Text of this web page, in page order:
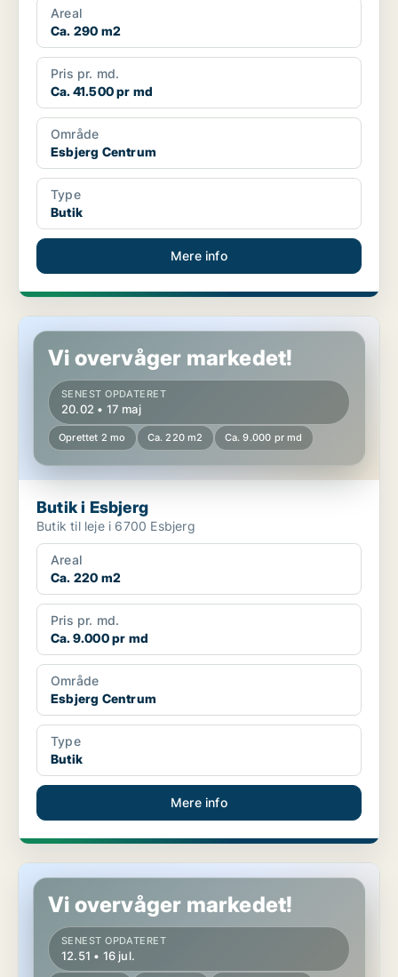
Areal
Ca. 290 m2
Pris pr. md.
Ca. 41.500 pr md
Område
Esbjerg Centrum
Type
Butik
Mere info
Butik i Esbjerg
Vi overvåger markedet!
SENEST OPDATERET
20.02 • 17 maj
Oprettet 2 mo Ca. 220 m2 Ca. 9.000 pr md
Butik i Esbjerg
Butik til leje i 6700 Esbjerg
Areal
Ca. 220 m2
Pris pr. md.
Ca. 9.000 pr md
Område
Esbjerg Centrum
Type
Butik
Mere info
Butik i Esbjerg
Vi overvåger markedet!
SENEST OPDATERET
12.51 • 16 jul.